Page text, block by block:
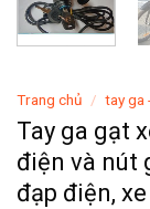
Trang chủ / tay ga
Tay ga gạt
điện và nút
đạp điện,